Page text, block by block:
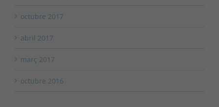
octubre 2017
abril 2017
març 2017
octubre 2016